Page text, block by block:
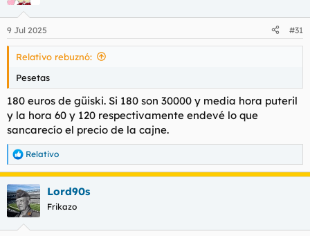
9 Jul 2025 #31
Relativo rebuznó:
Pesetas
180 euros de güiski. Si 180 son 30000 y media hora puteril
y la hora 60 y 120 respectivamente endevé lo que
sancarecío el precio de la cajne.
R
e
a
c
c
i
Relativo
Lord90s
Frikazo